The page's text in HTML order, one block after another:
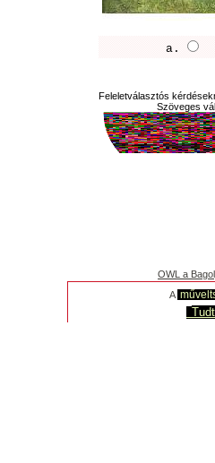
a.
Feleletválasztós
Szöveges